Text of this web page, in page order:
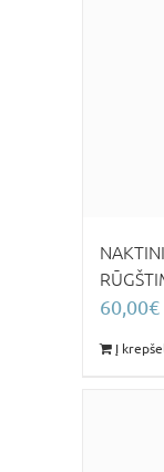
60,00€
Į